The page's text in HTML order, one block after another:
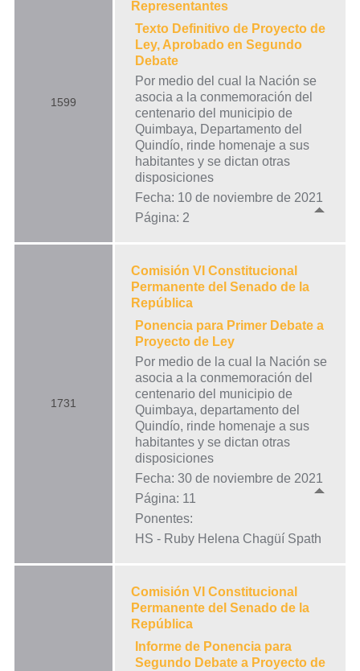
1599
Representantes
Texto Definitivo de Proyecto de
Ley, Aprobado en Segundo
Debate
Por medio del cual la Nación se
asocia a la conmemoración del
centenario del municipio de
Quimbaya, Departamento del
Quindío, rinde homenaje a sus
habitantes y se dictan otras
disposiciones
Fecha: 10 de noviembre de 2021
Página: 2
1731
Comisión VI Constitucional
Permanente del Senado de la
República
Ponencia para Primer Debate a
Proyecto de Ley
Por medio de la cual la Nación se
asocia a la conmemoración del
centenario del municipio de
Quimbaya, departamento del
Quindío, rinde homenaje a sus
habitantes y se dictan otras
disposiciones
Fecha: 30 de noviembre de 2021
Página: 11
Ponentes:
HS - Ruby Helena Chagüí Spath
Comisión VI Constitucional
Permanente del Senado de la
República
Informe de Ponencia para
Segundo Debate a Proyecto de